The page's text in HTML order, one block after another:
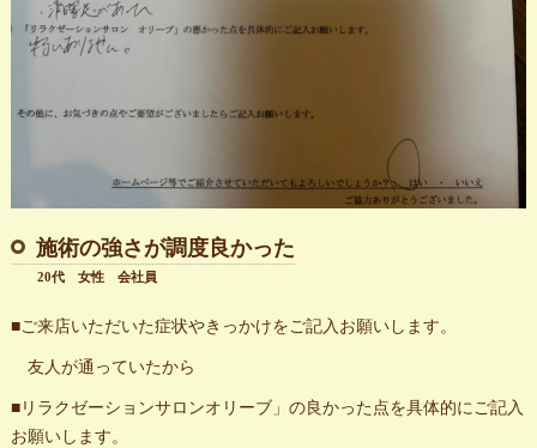
施術の強さが調度良かった
20代 女性 会社員
■ご来店いただいた症状やきっかけをご記入お願いします。
友人が通っていたから
■リラクゼーションサロンオリーブ」の良かった点を具体的にご記入
お願いします。